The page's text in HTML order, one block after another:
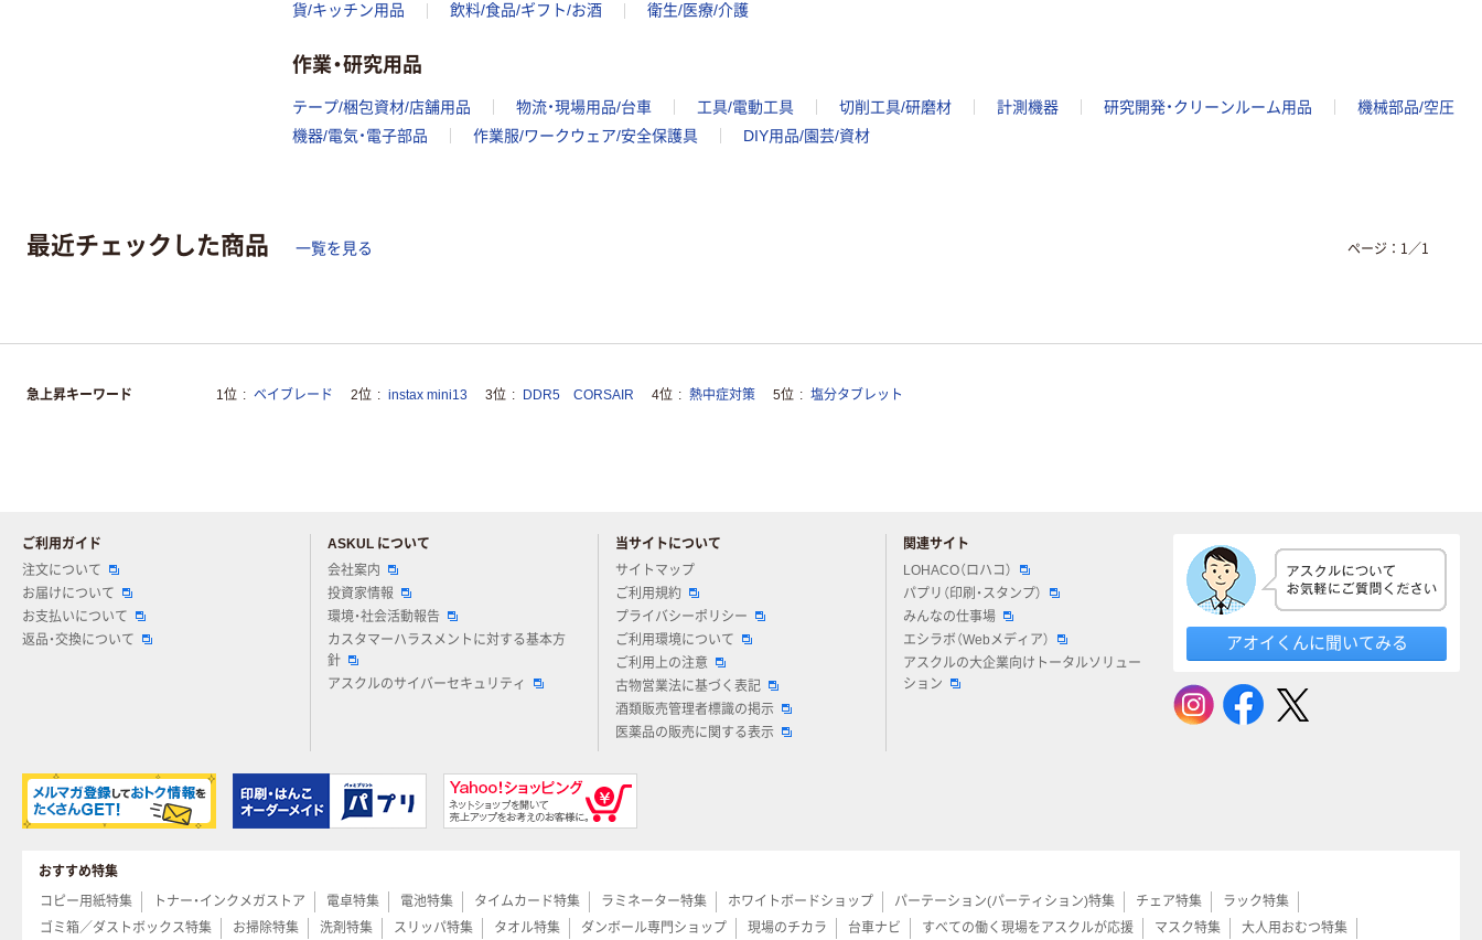
貨/キッチン用品
飲料/食品/ギフト/お酒 衛生/医療/介護
作業・研究用品
テープ/梱包資材/店舗用品 物流・現場用品/台車 工具/電動工具 切削工具/研磨材 計測機器 研究開発・クリーンルーム用品
機械部品/空圧
機器/電気・電子部品
作業服/ワークウェア/安全保護具 DIY用品/園芸/資材
最近チェックした商品 一覧を見る ページ： 1 ／1
急上昇キーワード 1位 ベイブレード 2位 instax mini13 3位 DDR5 CORSAIR 4位 熱中症対策 5位 塩分タブレット
ご利用ガイド
注文について
お届けについて
お支払いについて
返品・交換について
ASKUL について
会社案内
投資家情報
環境・社会活動報告
カスタマーハラスメントに対する基本方
針
アスクルのサイバーセキュリティ
当サイトについて
サイトマップ
ご利用規約
プライバシーポリシー
ご利用環境について
ご利用上の注意
古物営業法に基づく表記
酒類販売管理者標識の掲示
医薬品の販売に関する表示
関連サイト
LOHACO（ロハコ）
パプリ（印刷・スタンプ）
みんなの仕事場
エシラボ（Webメディア）
アスクルの大企業向けトータルソリュー
ション
アオイくんに聞いてみる
おすすめ特集
コピー用紙特集
トナー・インクメガストア 電卓特集 電池特集 タイムカード特集 ラミネーター特集 ホワイトボードショップ パーテーション(パーティション)特集 チェア特集
ラック特集
ゴミ箱／ダストボックス特集
お掃除特集 洗剤特集 スリッパ特集 タオル特集 ダンボール専門ショップ 現場のチカラ 台車ナビ すべての働く現場をアスクルが応援 マスク特集 大人用おむつ特集